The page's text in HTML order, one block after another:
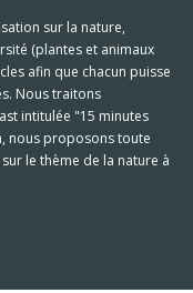
sur la nature,
(plantes et animaux
afin que chacun puisse
Nous traitons
intitulée "15 minutes
nous proposons toute
le thème de la nature à